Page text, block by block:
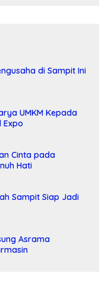
di Sampit Ini
UMKM Kepada
Expo
Cinta pada
Hati
Sampit Siap Jadi
Asrama